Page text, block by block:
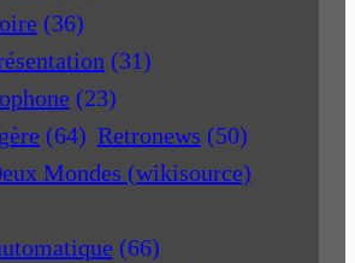
(36)
(31)
(23)
(64) Retronews (50)
Mondes (wikisource)
(66)